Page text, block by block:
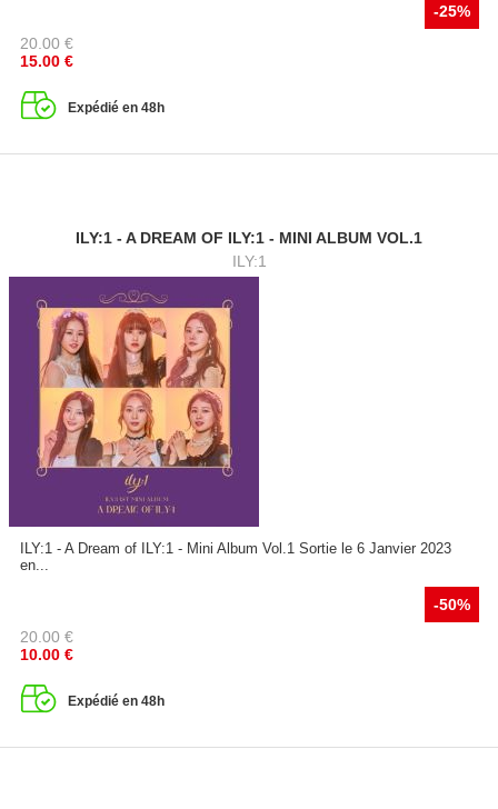
-25%
20.00 €
15.00 €
Expédié en 48h
ILY:1 - A DREAM OF ILY:1 - MINI ALBUM VOL.1
ILY:1
ILY:1 - A Dream of ILY:1 - Mini Album Vol.1 Sortie le 6 Janvier 2023
en...
-50%
20.00 €
10.00 €
Expédié en 48h